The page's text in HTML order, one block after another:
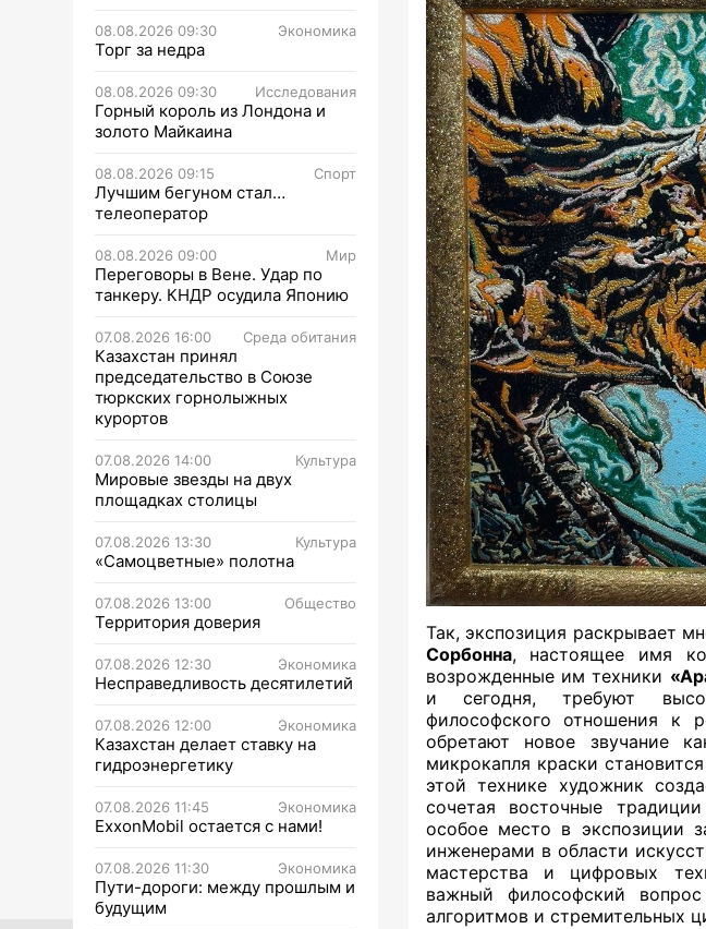
08.08.2026 09:30 Экономика
Торг за недра
08.08.2026 09:30 Исследования
Горный король из Лондона и
золото Майкаина
08.08.2026 09:15 Спорт
Лучшим бегуном стал…
телеоператор
08.08.2026 09:00 Мир
Переговоры в Вене. Удар по
танкеру. КНДР осудила Японию
07.08.2026 16:00 Среда обитания
Казахстан принял
председательство в Союзе
тюркских горнолыжных
курортов
07.08.2026 14:00 Культура
Мировые звезды на двух
площадках столицы
07.08.2026 13:30 Культура
«Самоцветные» полотна
07.08.2026 13:00 Общество
Территория доверия
07.08.2026 12:30 Экономика
Несправедливость десятилетий
07.08.2026 12:00 Экономика
Казахстан делает ставку на
гидроэнергетику
07.08.2026 11:45 Экономика
ExxonMobil остается с нами!
07.08.2026 11:30 Экономика
Пути-дороги: между прошлым и
будущим
Так, экспозиция раскрывает
Сорбонна, настоящее имя
возрожденные им техники
и сегодня, требуют
философского отношения к
обретают новое звучание
микрокапля краски
этой технике художник
сочетая восточные
особое место в экспозиции
инженерами в области
мастерства и цифровых
важный философский
алгоритмов и стремительных